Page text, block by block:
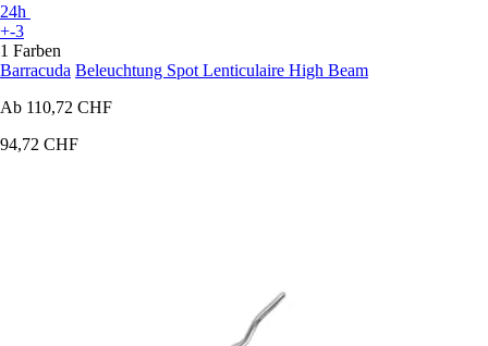
24h
+-3
1 Farben
Barracuda Beleuchtung Spot Lenticulaire High Beam
Ab 110,72 CHF
94,72 CHF